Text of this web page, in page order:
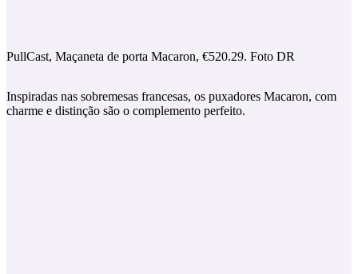
PullCast, Maçaneta de porta Macaron, €520.29. Foto DR
Inspiradas nas sobremesas francesas, os puxadores Macaron, com
charme e distinção são o complemento perfeito.